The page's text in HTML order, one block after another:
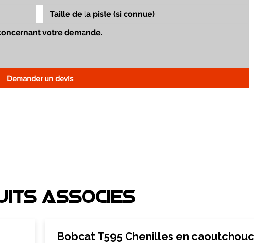
Demander un devis
associEs
Bobcat T595 Chenilles en caoutchouc